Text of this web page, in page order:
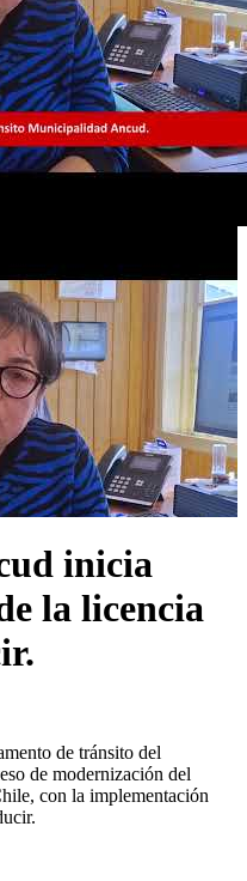
inicia
la licencia
de tránsito del
de modernización del
con la implementación